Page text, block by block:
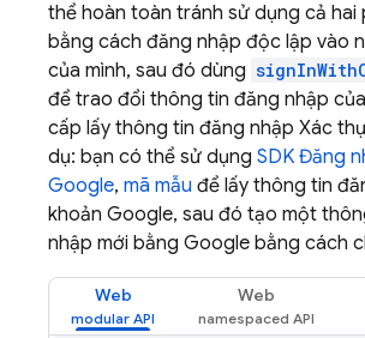
thể hoàn toàn tránh sử dụng cả
bằng cách đăng nhập độc lập vào
của mình, sau đó dùng
để trao đổi thông tin đăng nhập
cấp lấy thông tin đăng nhập Xác
dụ: bạn có thể sử dụng SDK Đăng
Google, mã mẫu để lấy thông tin
khoản Google, sau đó tạo một
nhập mới bằng Google bằng cách
Web Web